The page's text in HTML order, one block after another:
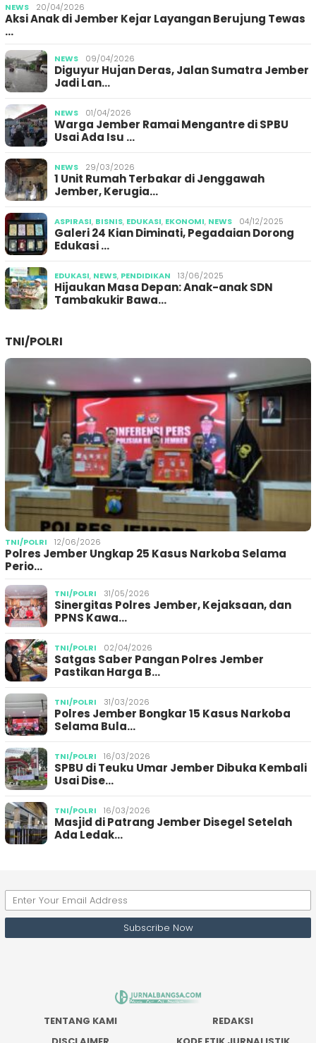
NEWS 20/04/2026
Aksi Anak di Jember Kejar Layangan Berujung Tewas
…
NEWS 09/04/2026
Diguyur Hujan Deras, Jalan Sumatra Jember
Jadi Lan…
NEWS 01/04/2026
Warga Jember Ramai Mengantre di SPBU
Usai Ada Isu …
NEWS 29/03/2026
1 Unit Rumah Terbakar di Jenggawah
Jember, Kerugia…
ASPIRASI, BISNIS, EDUKASI, EKONOMI, NEWS 04/12/2025
Galeri 24 Kian Diminati, Pegadaian Dorong
Edukasi …
EDUKASI, NEWS, PENDIDIKAN 13/06/2025
Hijaukan Masa Depan: Anak-anak SDN
Tambakukir Bawa…
TNI/POLRI
TNI/POLRI 12/06/2026
Polres Jember Ungkap 25 Kasus Narkoba Selama
Perio…
TNI/POLRI 31/05/2026
Sinergitas Polres Jember, Kejaksaan, dan
PPNS Kawa…
TNI/POLRI 02/04/2026
Satgas Saber Pangan Polres Jember
Pastikan Harga B…
TNI/POLRI 31/03/2026
Polres Jember Bongkar 15 Kasus Narkoba
Selama Bula…
TNI/POLRI 16/03/2026
SPBU di Teuku Umar Jember Dibuka Kembali
Usai Dise…
TNI/POLRI 16/03/2026
Masjid di Patrang Jember Disegel Setelah
Ada Ledak…
TENTANG KAMI
REDAKSI